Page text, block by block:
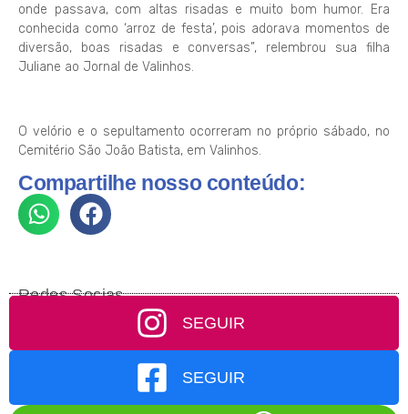
onde passava, com altas risadas e muito bom humor. Era
conhecida como ‘arroz de festa’, pois adorava momentos de
diversão, boas risadas e conversas”, relembrou sua filha
Juliane ao Jornal de Valinhos.
O velório e o sepultamento ocorreram no próprio sábado, no
Cemitério São João Batista, em Valinhos.
Compartilhe nosso conteúdo:
Redes Socias
SEGUIR
SEGUIR